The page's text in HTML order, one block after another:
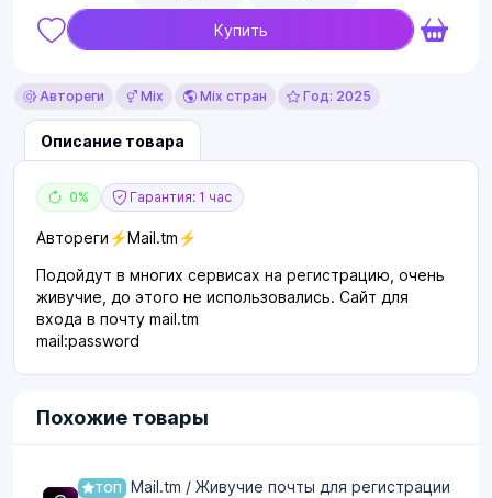
Купить
Автореги Mix Mix стран Год: 2025
Описание товара
0% Гарантия: 1 час
Автореги⚡Mail.tm⚡
Подойдут в многих сервисах на регистрацию, очень
живучие, до этого не использовались. Сайт для
входа в почту mail.tm
mail:password
Похожие товары
ТОП Mail.tm / Живучие почты для регистрации